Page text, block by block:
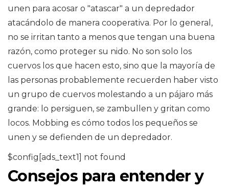
unen para acosar o "atascar" a un depredador
atacándolo de manera cooperativa. Por lo general,
no se irritan tanto a menos que tengan una buena
razón, como proteger su nido. No son solo los
cuervos los que hacen esto, sino que la mayoría de
las personas probablemente recuerden haber visto
un grupo de cuervos molestando a un pájaro más
grande: lo persiguen, se zambullen y gritan como
locos. Mobbing es cómo todos los pequeños se
unen y se defienden de un depredador.
$config[ads_text1] not found
Consejos para entender y